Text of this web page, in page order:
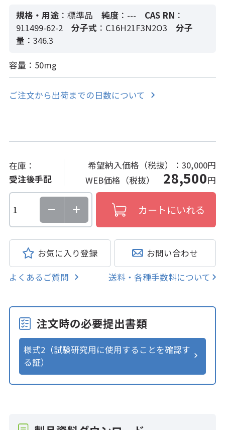
規格・用途 ：標準品 純度：--- CAS RN ：
911499-62-2
分子式 ：C16H21F3N2O3
分子
量 ：346.3
容量：50mg
ご注文から出荷までの日数について
在庫：
受注後手配
希望納入価格（税抜）：30,000円
WEB価格（税抜） 28,500円
お気に入り登録 お問い合わせ
よくあるご質問 送料・各種手数料について
注文時の必要提出書類
様式2（試験研究用に使用することを確認す
る証）